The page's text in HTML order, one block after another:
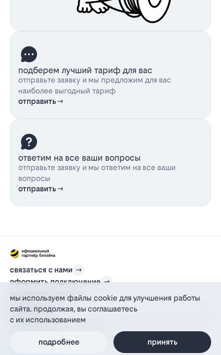
подберем лучший тариф для вас
отправьте заявку и мы предложим для вас
наиболее выгодный тариф
отправить
ответим на все ваши вопросы
отправьте заявку и мы ответим на все ваши
вопросы
отправить
связаться с нами
оформить подключение
проверить адрес
для дома
информация
действующий на основании агентского договора
политика персональных данных
политика конфиденциальности
мы используем файлы cookie для улучшения работы
сайта. продолжая, вы соглашаетесь
с их использованием
подробнее принять